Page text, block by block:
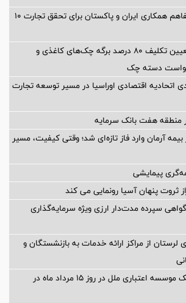
امضای یادداشت تفاهم همکاری ایران و پاکستان برای تحقق تجارت ۱۰
محاسبه جداگانه تعیین تکلیف 80 درصد برگه چک‌های کاغذی و
دسته چک
اتحادیه اقتصادی اوراسیا در مسیر توسعه تجارت
منطقه هفت بانک سرمایه
آرمان وارد فاز تازه‌ای شد؛ وقتی کیفیت، مسیر
پیمایشی
ثروت پنهان آسیا رونمایی می کند
سپرده مدت‌دار ارزی ویژه سرمایه‌گذاری
لرستان از مراکز ارائه خدمات به بازنشستگان و
اسامی شعب کشیک موسسه اعتباری ملل در روز 15 مرداد ماه در